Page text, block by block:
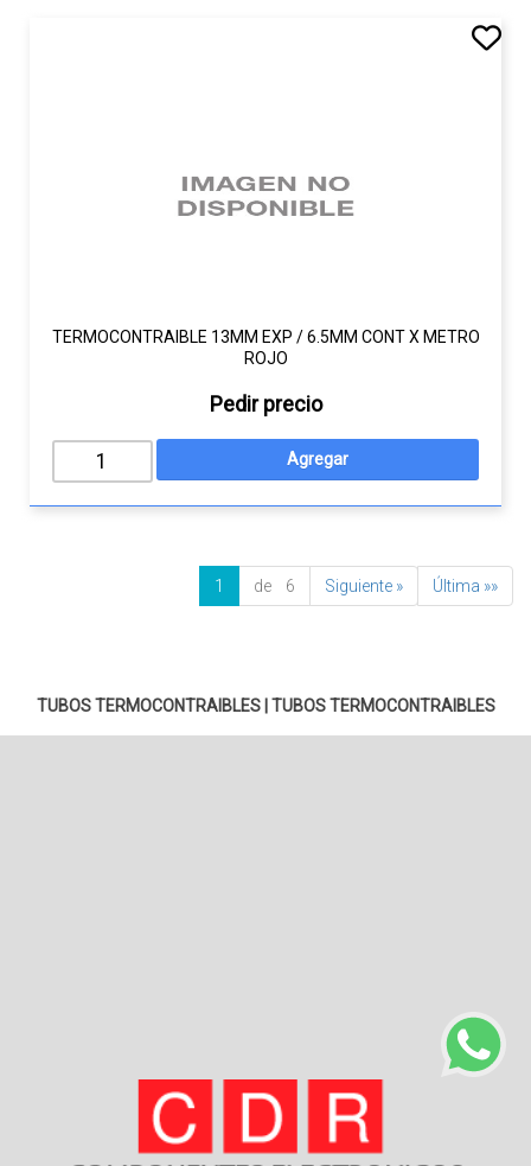
TERMOCONTRAIBLE 13MM EXP / 6.5MM CONT X METRO
ROJO
Pedir precio
1 de 6 Siguiente » Última »»
TUBOS TERMOCONTRAIBLES| TUBOS TERMOCONTRAIBLES